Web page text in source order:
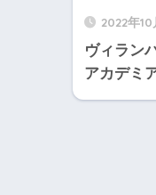
2022年10
ヴィラン
アカデミ